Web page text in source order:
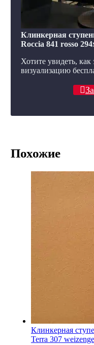
Клинкерная
Roccia 841 rosso
Хотите увидеть,
визуализацию
Похожие
Клинкерная
Terra 307